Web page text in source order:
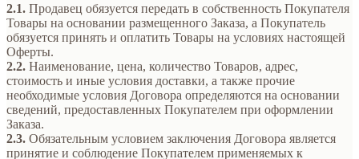
2.1. Продавец обязуется передать в собственность Покупателя
Товары на основании размещенного Заказа, а Покупатель
обязуется принять и оплатить Товары на условиях настоящей
Оферты.
2.2. Наименование, цена, количество Товаров, адрес,
стоимость и иные условия доставки, а также прочие
необходимые условия Договора определяются на основании
сведений, предоставленных Покупателем при оформлении
Заказа.
2.3. Обязательным условием заключения Договора является
принятие и соблюдение Покупателем применяемых к